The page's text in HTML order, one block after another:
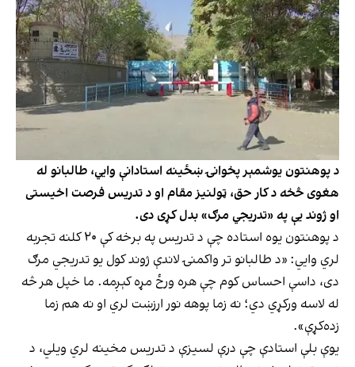
د پوهنتون یوشمېر پخوانۍ ښځینه استادانې وایي، طالبانو له
هغوی څخه د کار حق، ټولنیز مقام او د تدریس فرصت اخیستی
او ژوند یې په «تدریجي مرګ» بدل کړی دی.
د پوهنتون یوه استاده چې د تدریس په برخه کې ۲۰ کلنه تجربه
لري وايي: «د طالبانو تر واکمنۍ لاندې ژوند کول یو تدریجي مرګ
دی، داسې احساس کوم چې هره ورځ مړه کېږمه. ما خپل هر څه
له لاسه ورکړي دي؛ نه زما پوهه نور ارزښت لري او نه هم زما
زده‌کړې».
یوې بلې استادې چې درې لسیزې د تدریس مخینه لري ویلي، د